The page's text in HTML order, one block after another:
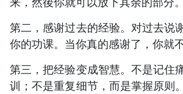
第二，感谢过去的经验。对过去说
你的功课。当你真的感谢了，你就
第三，把经验变成智慧。不是记住
训；不是重复细节，而是掌握原则